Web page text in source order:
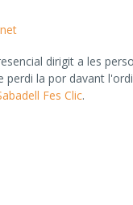
dirigit a les
perdi la por davant
Fes Clic.